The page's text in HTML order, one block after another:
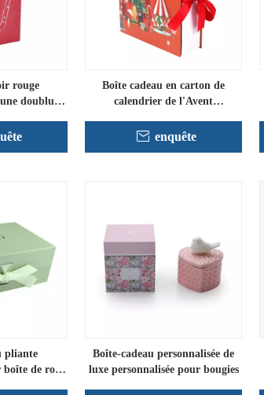
rouge
doublure
Boîte cadeau en carton de
calendrier de l'Avent
enquête
pliante
boîte de robe
Boîte-cadeau personnalisée de
luxe personnalisée pour bougies